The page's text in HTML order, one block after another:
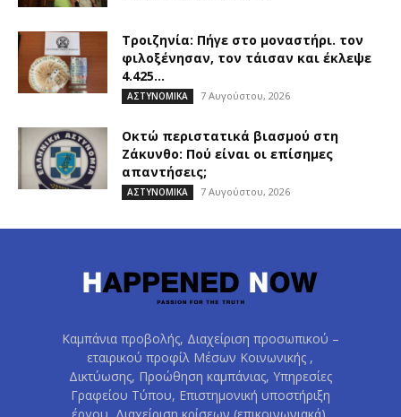
Τροιζηνία: Πήγε στο μοναστήρι. τον
φιλοξένησαν, τον τάισαν και έκλεψε
4.425...
ΑΣΤΥΝΟΜΙΚΑ 7 Αυγούστου, 2026
Οκτώ περιστατικά βιασμού στη
Ζάκυνθο: Πού είναι οι επίσημες
απαντήσεις;
ΑΣΤΥΝΟΜΙΚΑ 7 Αυγούστου, 2026
Καμπάνια προβολής, Διαχείριση προσωπικού –
εταιρικού προφίλ Μέσων Κοινωνικής ,
Δικτύωσης, Προώθηση καμπάνιας, Υπηρεσίες
Γραφείου Τύπου, Επιστημονική υποστήριξη